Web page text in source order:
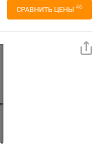
СРАВНИТЬ ЦЕНЫ 46